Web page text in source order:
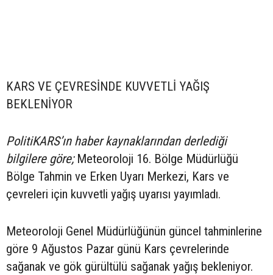
KARS VE ÇEVRESİNDE KUVVETLİ YAĞIŞ
BEKLENİYOR
PolitiKARS’ın haber kaynaklarından derlediği
bilgilere göre;Meteoroloji 16. Bölge Müdürlüğü
Bölge Tahmin ve Erken Uyarı Merkezi, Kars ve
çevreleri için kuvvetli yağış uyarısı yayımladı.
Meteoroloji Genel Müdürlüğünün güncel tahminlerine
göre 9 Ağustos Pazar günü Kars çevrelerinde
sağanak ve gök gürültülü sağanak yağış bekleniyor.